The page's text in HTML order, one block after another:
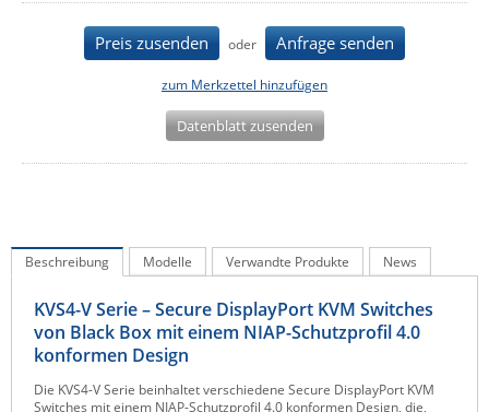
Legrand
LigoWave
Netio
Power Kingdom
Poynting
Raritan
Riello UPS
Preis zusenden oder Anfrage senden
zum Merkzettel hinzufügen
Datenblatt zusenden
Beschreibung Modelle Verwandte Produkte News
KVS4-V Serie – Secure DisplayPort KVM Switches
von Black Box mit einem NIAP-Schutzprofil 4.0
konformen Design
Die KVS4-V Serie beinhaltet verschiedene Secure DisplayPort KVM
Switches mit einem NIAP-Schutzprofil 4.0 konformen Design, die,